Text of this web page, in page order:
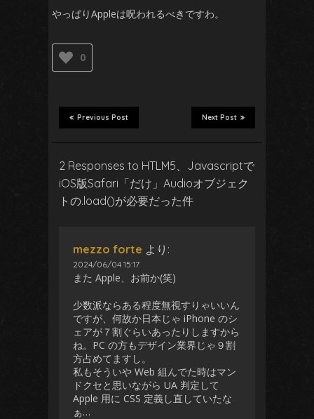
やっぱりAppleは呪われるべきですわ。
0
Next Post
Previous Post
2 Responses to HTLM5、Javascriptで
iOS版Safari「だけ」Audioオブジェク
トの.load()が必要だった件
mezzo forte より:
2024/06/04 15:17
また Apple、お前か(笑)
少数派ならある程度無視すりゃいいん
ですが、何故か日本じゃ iPhone のシ
ェアが７割ぐらいあったりしますから
ね。PC の方もデザイン業界じゃ９割
方占めてますし。
私もそういや Web 組んでた時はマン
ドクセと思いながら UA 判定して
Apple 用に CSS 定義し直していたな
ぁ…